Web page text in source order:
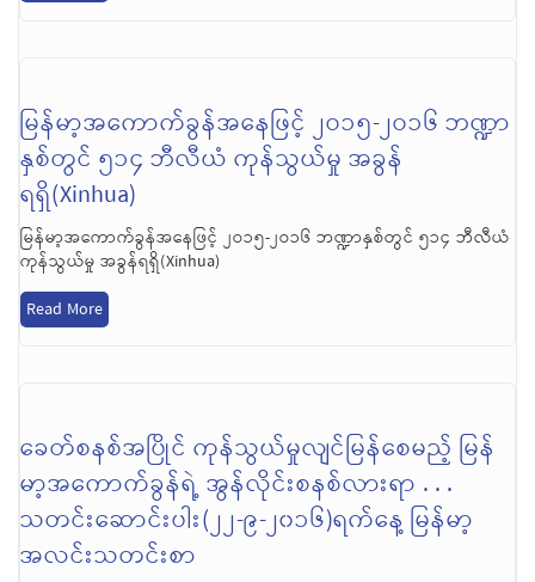
မြန်မာ့အကောက်ခွန်အနေဖြင့် ၂ဝ၁၅-၂ဝ၁၆ ဘဏ္ဍာ
နှစ်တွင် ၅၁၄ ဘီလီယံ ကုန်သွယ်မှု အခွန်
ရရှိ(Xinhua)
မြန်မာ့အကောက်ခွန်အနေဖြင့် ၂ဝ၁၅-၂ဝ၁၆ ဘဏ္ဍာနှစ်တွင် ၅၁၄ ဘီလီယံ
ကုန်သွယ်မှု အခွန်ရရှိ(Xinhua)
Read More
ခေတ်စနစ်အပြိုင် ကုန်သွယ်မှုလျင်မြန်စေမည့် မြန်
မာ့အကောက်ခွန်ရဲ့ အွန်လိုင်းစနစ်လားရာ . . .
သတင်းဆောင်းပါး(၂၂-၉-၂၀၁၆)ရက်နေ့ မြန်မာ့
အလင်းသတင်းစာ